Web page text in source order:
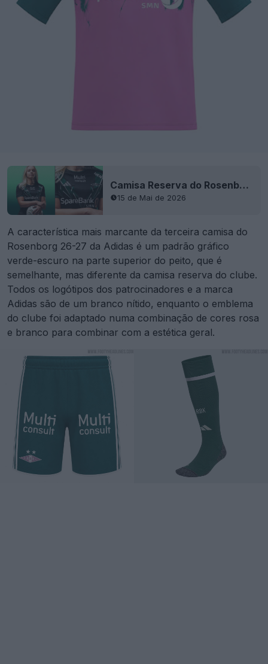
Camisa Reserva do Rosenborg 26-27 Lançada
15 de Mai de 2026
A característica mais marcante da terceira camisa do
Rosenborg 26-27 da Adidas é um padrão gráfico
verde-escuro na parte superior do peito, que é
semelhante, mas diferente da camisa reserva do clube.
Todos os logótipos dos patrocinadores e a marca
Adidas são de um branco nítido, enquanto o emblema
do clube foi adaptado numa combinação de cores rosa
e branco para combinar com a estética geral.